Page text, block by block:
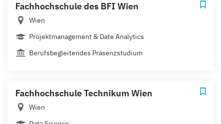
Fachhochschule des BFI Wien
Wien
Projektmanagement & Date Analytics
Berufsbegleitendes Präsenzstudium
Fachhochschule Technikum Wien
Wien